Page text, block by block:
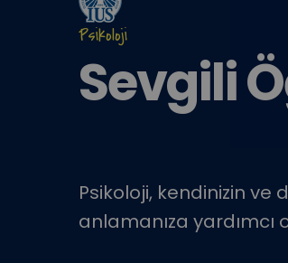
Psikoloji
Sevgili
Psikoloji, kendinizin ve
anlamanıza